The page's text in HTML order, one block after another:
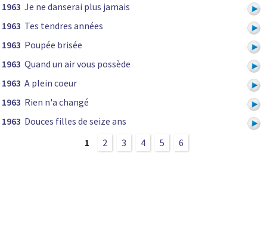
1963 Je ne danserai plus jamais
1963 Tes tendres années
1963 Poupée brisée
1963 Quand un air vous possède
1963 A plein coeur
1963 Rien n'a changé
1963 Douces filles de seize ans
1
2 3 4 5 6